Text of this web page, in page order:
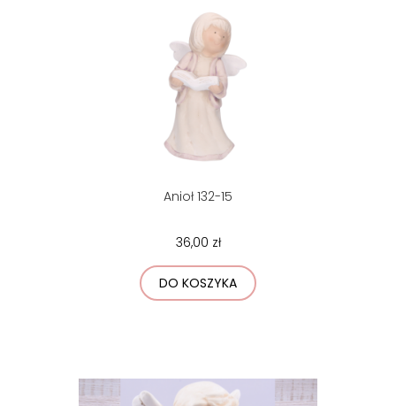
Anioł 132-15
36,00 zł
DO KOSZYKA